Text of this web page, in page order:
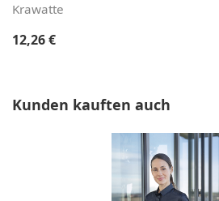
Krawatte
Regulärer Preis:
12,26 €
Produktgalerie überspringen
Kunden kauften auch